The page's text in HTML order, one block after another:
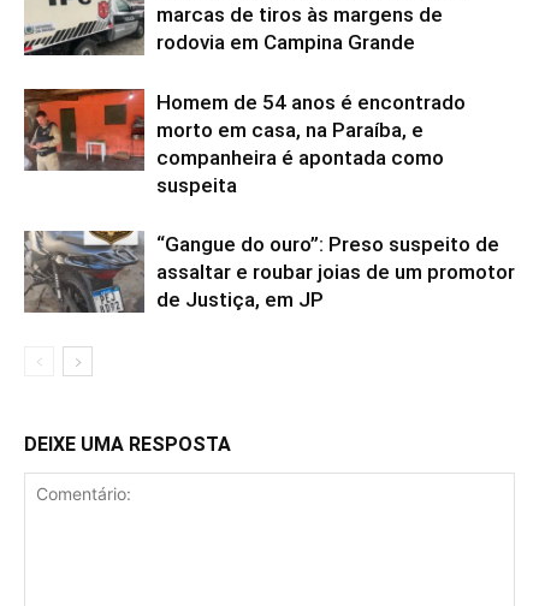
marcas de tiros às margens de
rodovia em Campina Grande
Homem de 54 anos é encontrado
morto em casa, na Paraíba, e
companheira é apontada como
suspeita
“Gangue do ouro”: Preso suspeito de
assaltar e roubar joias de um promotor
de Justiça, em JP
DEIXE UMA RESPOSTA